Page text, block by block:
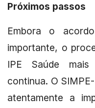
Próximos passos
Embora o
importante, o
IPE Saúde
continua. O
atentamente a